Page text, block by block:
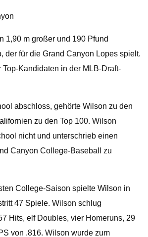
1,90 m großer und 190 Pfund
der für die Grand Canyon Lopes spielt.
Kandidaten in der MLB-Draft-
abschloss, gehörte Wilson zu den
zu den Top 100. Wilson
nicht und unterschrieb einen
Canyon College-Baseball zu
College-Saison spielte Wilson in
47 Spiele. Wilson schlug
Hits, elf Doubles, vier Homeruns, 29
von .816. Wilson wurde zum